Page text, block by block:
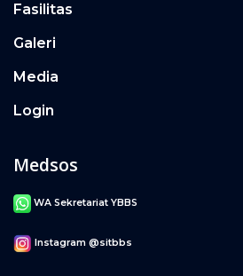
Fasilitas
Galeri
Media
Login
Medsos
WA Sekretariat YBBS
Instagram @sitbbs